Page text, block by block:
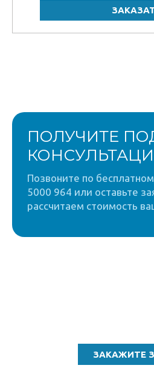
ПОЛУЧИТЕ
Позвоните по
5000 964 или оставьте
рассчитаем стоимость